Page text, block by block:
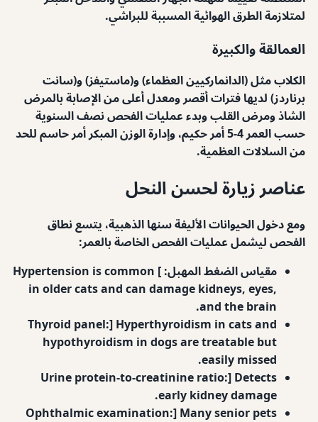
لمتلازمة الطرق الهوائية المسببة للبراشي.
العمالقة والكبيرة
الكلاب مثل (الدانماركيين العظماء) و(ماستيفز) و(سانت
برناردز) لديها فترات أقصر ومعدل أعلى من الإصابة بالمرض
الشاذ ومرض القلب وبدء عمليات الفحص نصف السنوية
حسب العمر 4-5 أمر حكيم، وإدارة الوزن المبكر أمر حاسم للحد
من السلالات العظمية.
عناصر زيارة لحسن النحل
ومع دخول الحيوانات الأليفة سنها الذهبية، يتسع نطاق
الفحص ليشمل عمليات الفحص الخاصة بالعمر:
مقياس الضغط المهبل: ] Hypertension is common
in older cats and can damage kidneys, eyes,
and the brain.
Thyroid panel:] Hyperthyroidism in cats and
hypothyroidism in dogs are treatable but
easily missed.
Urine protein-to-creatinine ratio:] Detects
early kidney damage.
Ophthalmic examination:] Many senior pets